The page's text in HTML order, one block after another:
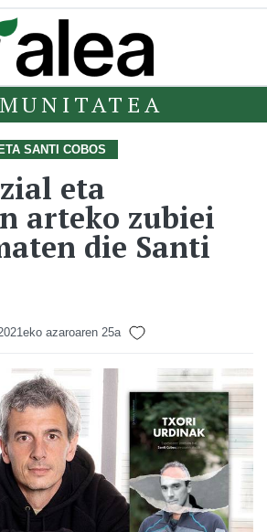
SANTI COBOS
eta
arteko zubiei
die Santi
azaroaren 25a